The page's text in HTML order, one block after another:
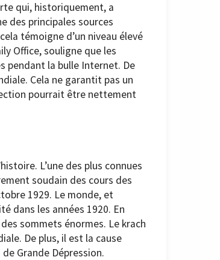
qui, historiquement, a
des principales sources
témoigne d’un niveau élevé
Office, souligne que les
pendant la bulle Internet. De
Cela ne garantit pas un
pourrait être nettement
L’une des plus connues
soudain des cours des
1929. Le monde, et
dans les années 1920. En
sommets énormes. Le krach
De plus, il est la cause
Grande Dépression.